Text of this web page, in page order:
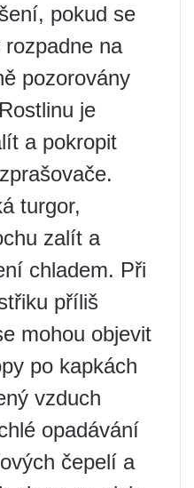
pokud se
na
pozorovány
je
a pokropit
turgor,
zalít a
chladem. Při
příliš
mohou objevit
po kapkách
vzduch
opadávání
čepelí a